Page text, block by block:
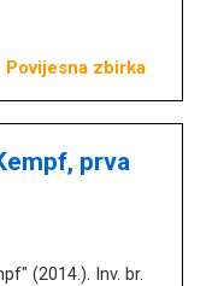
Povijesna zbirka
prva
(2014.). Inv. br.